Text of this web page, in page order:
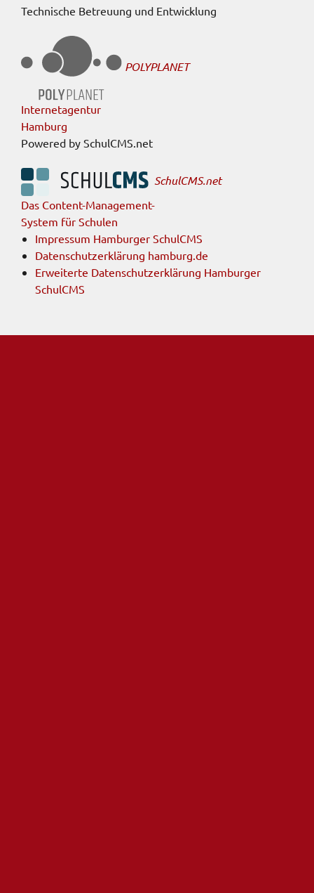
Technische Betreuung und Entwicklung
POLYPLANET
Internetagentur
Hamburg
Powered by SchulCMS.net
SchulCMS.net
Das Content-Management-
System für Schulen
Impressum Hamburger SchulCMS
Datenschutzerklärung hamburg.de
Erweiterte Datenschutzerklärung Hamburger
SchulCMS